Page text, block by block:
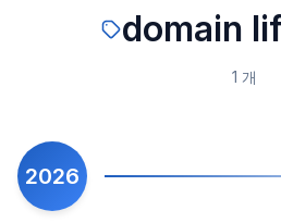
domain
1 개
2026